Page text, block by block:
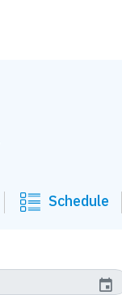
Schedule
event